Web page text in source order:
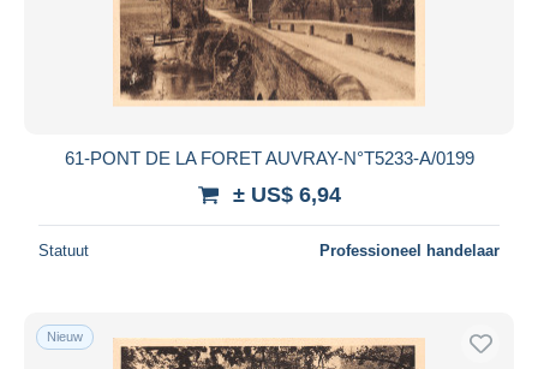
61-PONT DE LA FORET AUVRAY-N°T5233-A/0199
± US$ 6,94
Statuut Professioneel handelaar
Nieuw